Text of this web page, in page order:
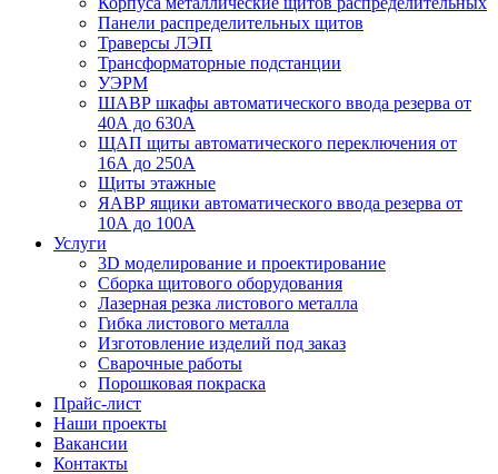
Панели распределительных щитов
Траверсы ЛЭП
Трансформаторные подстанции
УЭРМ
ШАВР шкафы автоматического ввода резерва от
40А до 630А
ЩАП щиты автоматического переключения от
16А до 250А
Щиты этажные
ЯАВР ящики автоматического ввода резерва от
10А до 100А
Услуги
3D моделирование и проектирование
Сборка щитового оборудования
Лазерная резка листового металла
Гибка листового металла
Изготовление изделий под заказ
Сварочные работы
Порошковая покраска
Прайс-лист
Наши проекты
Вакансии
Контакты